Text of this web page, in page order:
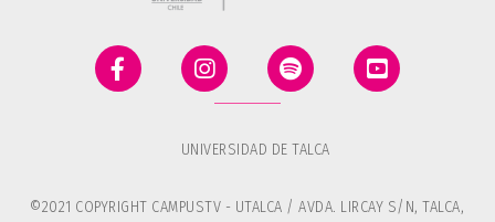
UNIVERSIDAD DE TALCA
©2021 COPYRIGHT CAMPUSTV - UTALCA / AVDA. LIRCAY S/N, TALCA,